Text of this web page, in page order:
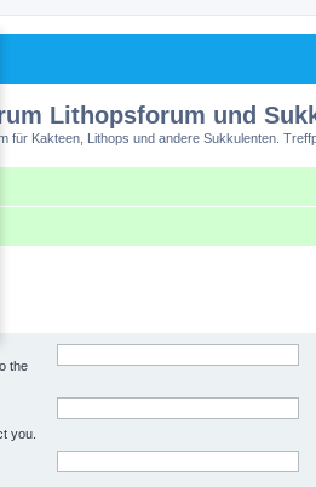
Lithopsforum und
für Kakteen, Lithops und andere Sukkulenten.
the
you.